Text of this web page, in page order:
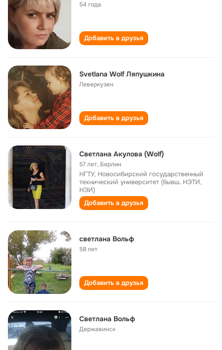
54 года
Добавить в друзья
Svetlana Wolf Ляпушкина
Леверкузен
Добавить в друзья
Светлана Акулова (Wolf)
57 лет, Берлин
НГТУ, Новосибирский государственный
технический университет (бывш. НЭТИ,
НЭИ)
Добавить в друзья
светлана Вольф
58 лет
Добавить в друзья
Светлана Вольф
Державинск